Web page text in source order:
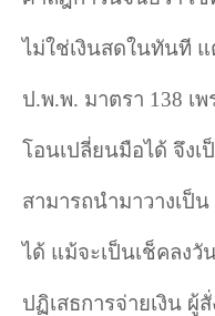
ไม่ใช่เงินสดในทันที
ป.พ.พ. มาตรา 138 เ
โอนเปลี่ยนมือได้ จึงเ
สามารถนำมาวางเป็
ได้ แม้จะเป็นเช็คลง
ปฏิเสธการจ่ายเงิน ผู้